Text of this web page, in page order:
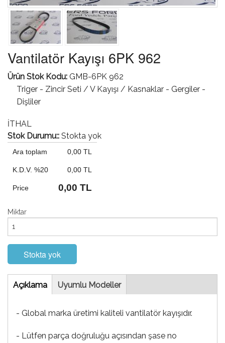
Vantilatör Kayışı 6PK 962
Ürün Stok Kodu: GMB-6PK 962
Triger - Zincir Seti / V Kayışı / Kasnaklar - Gergiler -
Dişliler
İTHAL
Stok Durumu:: Stokta yok
Ara toplam 0,00 TL
K.D.V. %20 0,00 TL
Price 0,00 TL
Miktar
Stokta yok
Tab
Açıklama(etkinUyumlu Modeller
- Global marka üretimi kaliteli vantilatör kayışıdır.
- Lütfen parça doğruluğu açısından şase no